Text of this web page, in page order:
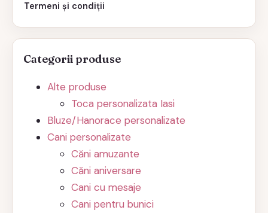
Termeni și condiții
Categorii produse
Alte produse
Toca personalizata Iasi
Bluze/Hanorace personalizate
Cani personalizate
Căni amuzante
Căni aniversare
Cani cu mesaje
Cani pentru bunici